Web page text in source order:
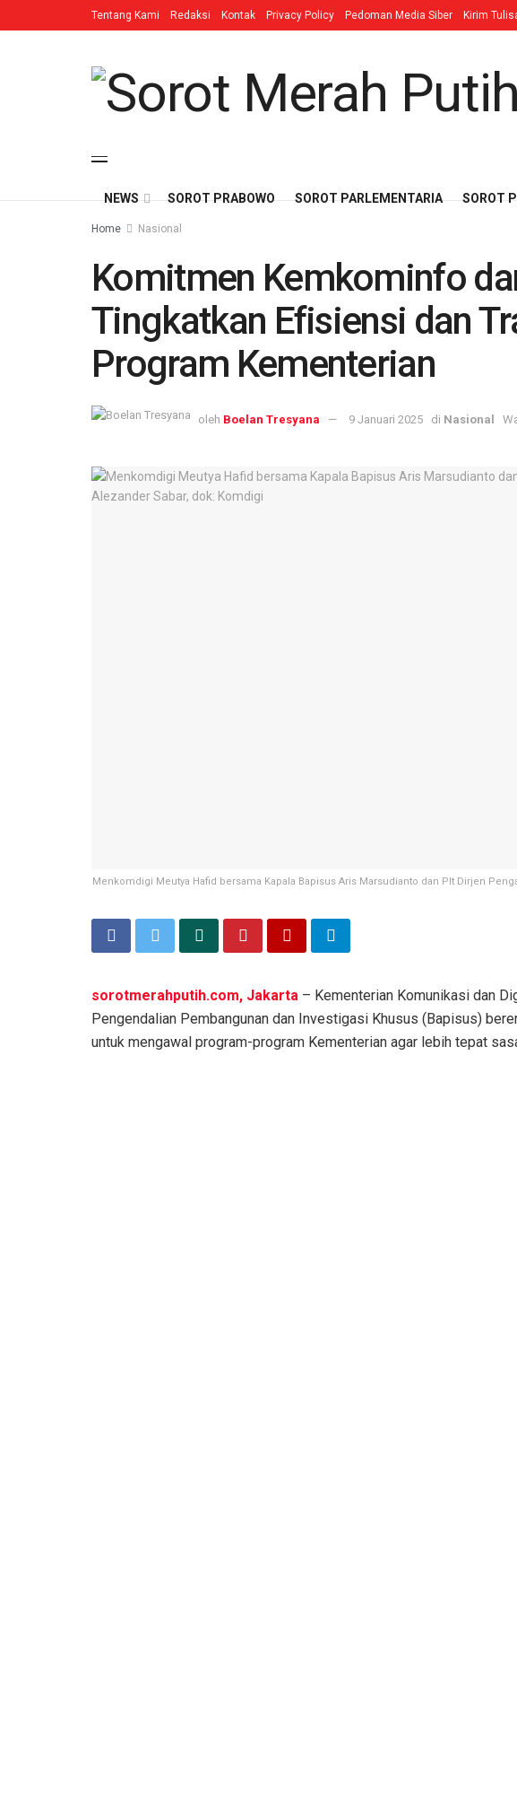
Tentang Kami Redaksi Kontak Privacy Policy Pedoman Media Siber Kirim
NEWS SOROT PRABOWO SOROT PARLEMENTARIA SOROT
Home Nasional
Komitmen Kemkominfo
Tingkatkan Efisiensi dan
Program Kementerian
oleh Boelan Tresyana 9 Januari 2025 di Nasional
Menkomdigi Meutya Hafid bersama Kapala Bapisus Aris Marsudianto dan Plt Dirjen
sorotmerahputih.com, Jakarta – Kementerian Komunikasi dan
Pengendalian Pembangunan dan Investigasi Khusus (Bapisus)
untuk mengawal program-program Kementerian agar lebih tepat